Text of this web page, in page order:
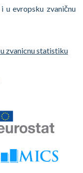
u evropsku zvaničnu
zvanicnu statistiku